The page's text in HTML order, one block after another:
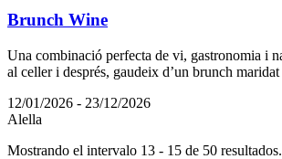
Brunch Wine
Una combinació perfecta de vi, gastronomia i
al celler i després, gaudeix d’un brunch
12/01/2026 - 23/12/2026
Alella
Mostrando el intervalo 13 - 15 de 50 resultados.